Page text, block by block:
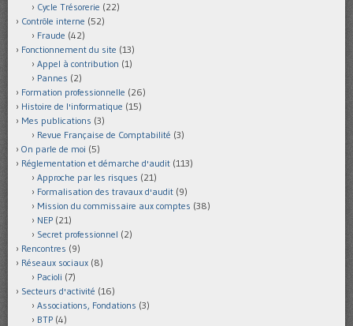
Cycle Trésorerie (22)
Contrôle interne (52)
Fraude (42)
Fonctionnement du site (13)
Appel à contribution (1)
Pannes (2)
Formation professionnelle (26)
Histoire de l'informatique (15)
Mes publications (3)
Revue Française de Comptabilité (3)
On parle de moi (5)
Réglementation et démarche d'audit (113)
Approche par les risques (21)
Formalisation des travaux d'audit (9)
Mission du commissaire aux comptes (38)
NEP (21)
Secret professionnel (2)
Rencontres (9)
Réseaux sociaux (8)
Pacioli (7)
Secteurs d'activité (16)
Associations, Fondations (3)
BTP (4)